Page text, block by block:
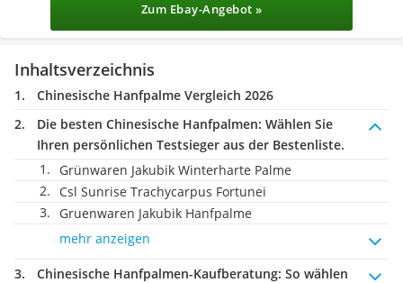
Zum Ebay-Angebot »
Inhaltsverzeichnis
Chinesische Hanfpalme Vergleich 2026
Die besten Chinesische Hanfpalmen: Wählen Sie
Ihren persönlichen Testsieger aus der Bestenliste.
Grünwaren Jakubik Winterharte Palme
Csl Sunrise Trachycarpus Fortunei
Gruenwaren Jakubik Hanfpalme
mehr anzeigen
Chinesische Hanfpalmen-Kaufberatung: So wählen